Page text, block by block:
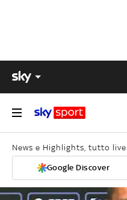
News e Highlights, tutto
Google Discover